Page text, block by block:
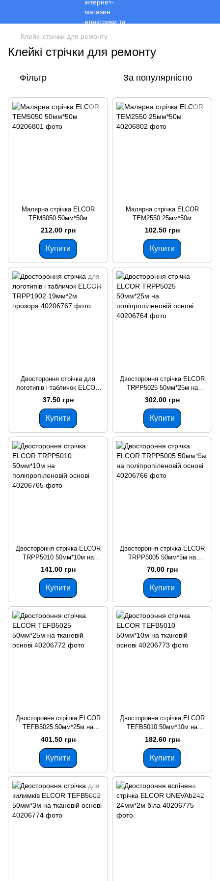
Клейкі стрічки для ремонту
Клейкі стрічки для ремонту
Фільтр За популярністю
Малярна стрічка ELCOR
TEM5050 50мм*50м
212.00 грн
Купити
Малярна стрічка ELCOR
TEM2550 25мм*50м
102.50 грн
Купити
Двостороння стрічка для
логотипів і табличок ELCOR
TRPP1902 19мм*2м прозора
37.50 грн
Купити
Двостороння стрічка ELCOR
TRPP5025 50мм*25м на
поліпропіленовій основі
302.00 грн
Купити
Двостороння стрічка ELCOR
TRPP5010 50мм*10м на
поліпропіленовій основі
141.00 грн
Купити
Двостороння стрічка ELCOR
TRPP5005 50мм*5м на
поліпропіленовій основі
70.00 грн
Купити
Двостороння стрічка ELCOR
TEFB5025 50мм*25м на
тканевій основі
401.50 грн
Купити
Двостороння стрічка ELCOR
TEFB5010 50мм*10м на
тканевій основі
182.60 грн
Купити